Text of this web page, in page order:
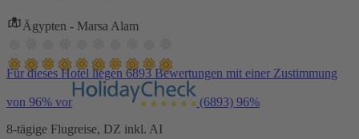
Ägypten - Marsa Alam
Für dieses Hotel liegen 6893 Bewertungen mit einer Zustimmung
von 96% vor (6893) 96%
8-tägige Flugreise, DZ inkl. AI